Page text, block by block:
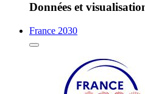
Données et
France 2030